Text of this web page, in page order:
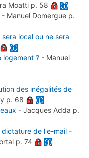
Moatti p. 58
- Manuel Domergue p.
local ou ne sera
logement ? - Manuel
des inégalités de
p. 68
- Jacques Adda p.
dictature de l'e-mail -
p. 74